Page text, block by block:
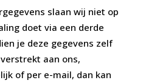
slaan wij niet op
doet via een derde
je deze gegevens zelf
aan ons,
of per e-mail, dan kan